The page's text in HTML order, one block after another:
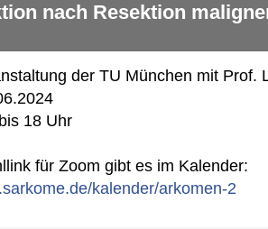
nach Resektion
der TU München mit Prof.
18 Uhr
für Zoom gibt es im Kalender:
kalender/arkomen-2